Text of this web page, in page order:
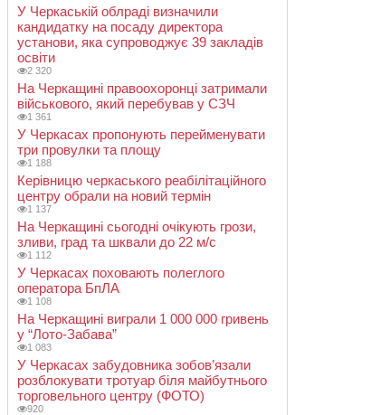
У Черкаській облраді визначили
кандидатку на посаду директора
установи, яка супроводжує 39 закладів
освіти
2 320
На Черкащині правоохоронці затримали
військового, який перебував у СЗЧ
1 361
У Черкасах пропонують перейменувати
три провулки та площу
1 188
Керівницю черкаського реабілітаційного
центру обрали на новий термін
1 137
На Черкащині сьогодні очікують грози,
зливи, град та шквали до 22 м/с
1 112
У Черкасах поховають полеглого
оператора БпЛА
1 108
На Черкащині виграли 1 000 000 гривень
у “Лото-Забава”
1 083
У Черкасах забудовника зобов’язали
розблокувати тротуар біля майбутнього
торговельного центру (ФОТО)
920